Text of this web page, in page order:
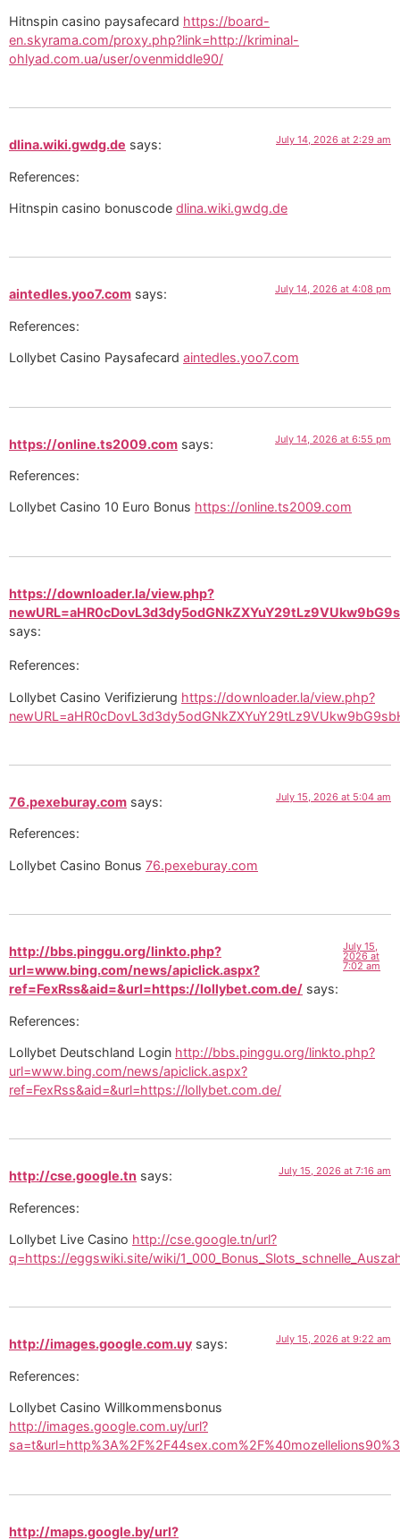
Hitnspin casino paysafecard https://board-
en.skyrama.com/proxy.php?link=http://kriminal-
ohlyad.com.ua/user/ovenmiddle90/
dlina.wiki.gwdg.de says: July 14, 2026 at 2:29 am
References:
Hitnspin casino bonuscode dlina.wiki.gwdg.de
aintedles.yoo7.com says: July 14, 2026 at 4:08 pm
References:
Lollybet Casino Paysafecard aintedles.yoo7.com
https://online.ts2009.com says: July 14, 2026 at 6:55 pm
References:
Lollybet Casino 10 Euro Bonus https://online.ts2009.com
https://downloader.la/view.php?
says:
References:
Lollybet Casino Verifizierung https://downloader.la/view.php?
76.pexeburay.com says: July 15, 2026 at 5:04 am
References:
Lollybet Casino Bonus 76.pexeburay.com
http://bbs.pinggu.org/linkto.php?
url=www.bing.com/news/apiclick.aspx?
ref=FexRss&aid=&url=https://lollybet.com.de/ says:
July 15,
2026 at
7:02 am
References:
Lollybet Deutschland Login http://bbs.pinggu.org/linkto.php?
url=www.bing.com/news/apiclick.aspx?
ref=FexRss&aid=&url=https://lollybet.com.de/
http://cse.google.tn says: July 15, 2026 at 7:16 am
References:
Lollybet Live Casino http://cse.google.tn/url?
q=https://eggswiki.site/wiki/
http://images.google.com.uy says: July 15, 2026 at 9:22 am
References:
Lollybet Casino Willkommensbonus
http://images.google.com.uy/url?
http://maps.google.by/url?